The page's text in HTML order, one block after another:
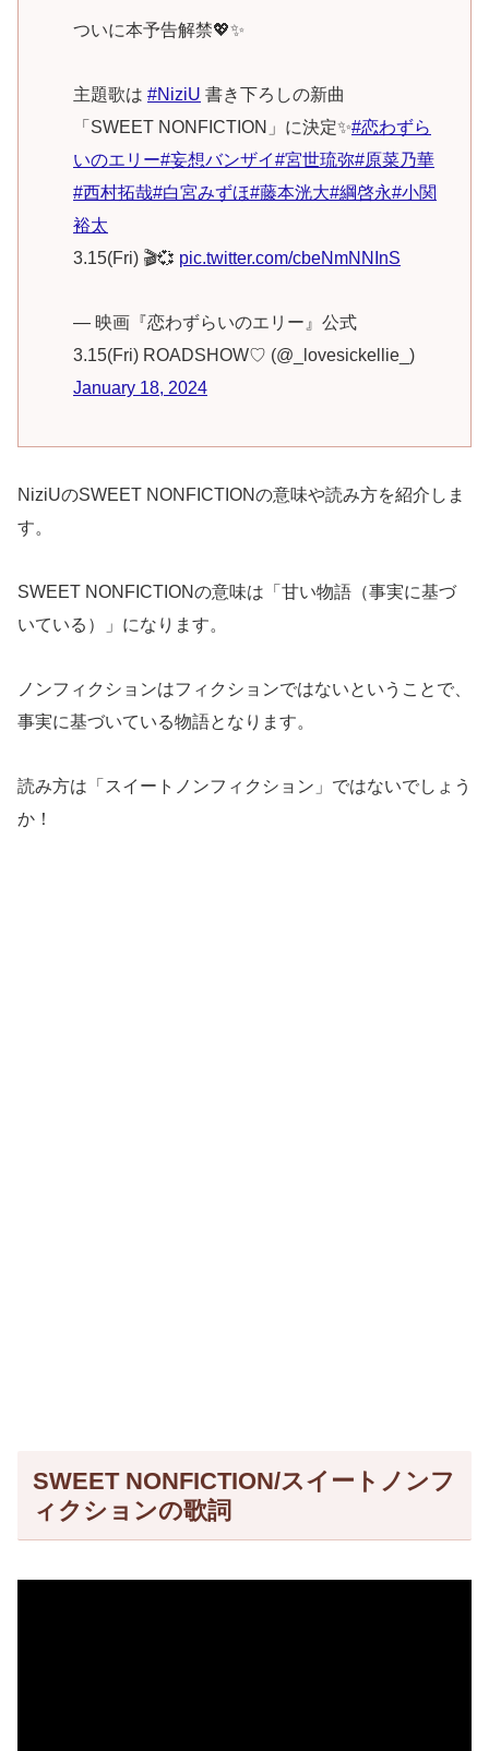
ついに本予告解禁💖✨
主題歌は #NiziU 書き下ろしの新曲
「SWEET NONFICTION」に決定✨#恋わずら
いのエリー#妄想バンザイ#宮世琉弥#原菜乃華
#西村拓哉#白宮みずほ#藤本洸大#綱啓永#小関
裕太
3.15(Fri) 🎬💞 pic.twitter.com/cbeNmNNInS
— 映画『恋わずらいのエリー』公式
3.15(Fri) ROADSHOW♡ (@_lovesickellie_)
January 18, 2024
NiziUのSWEET NONFICTIONの意味や読み方を紹介しま
す。
SWEET NONFICTIONの意味は「甘い物語（事実に基づ
いている）」になります。
ノンフィクションはフィクションではないということで、
事実に基づいている物語となります。
読み方は「スイートノンフィクション」ではないでしょう
か！
SWEET NONFICTION/スイートノンフ
ィクションの歌詞